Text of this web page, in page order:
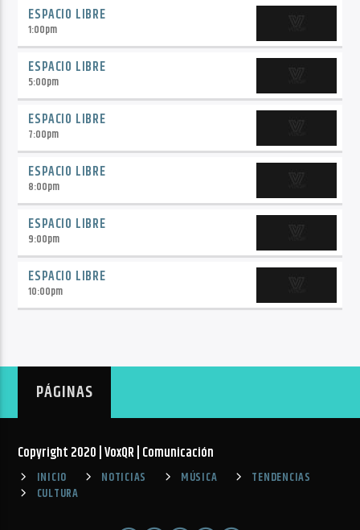
ESPACIO LIBRE
1:00pm
ESPACIO LIBRE
5:00pm
ESPACIO LIBRE
7:00pm
ESPACIO LIBRE
8:00pm
ESPACIO LIBRE
9:00pm
ESPACIO LIBRE
10:00pm
PÁGINAS
Copyright 2020 | VoxQR | Comunicación
INICIO NOTICIAS MÚSICA
TENDENCIAS
CULTURA